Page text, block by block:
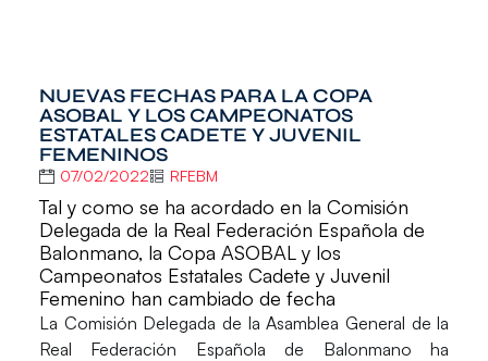
NUEVAS FECHAS PARA LA COPA
ASOBAL Y LOS CAMPEONATOS
ESTATALES CADETE Y JUVENIL
FEMENINOS
07/02/2022 RFEBM
Tal y como se ha acordado en la Comisión
Delegada de la Real Federación Española de
Balonmano, la Copa ASOBAL y los
Campeonatos Estatales Cadete y Juvenil
Femenino han cambiado de fecha
La Comisión Delegada de laAsamblea General de la
Real Federación Española de Balonmano ha